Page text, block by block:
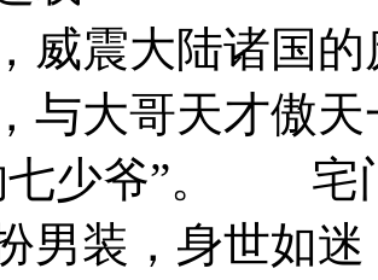
威震大陆诸国
与大哥天才傲
七少爷”。 宅
男装，身世如